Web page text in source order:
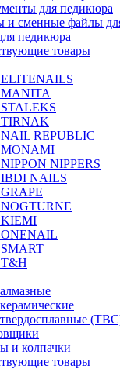
для педикюра
и сменные файлы
педикюра
товары
REPUBLIC
NIPPERS
NAILS
и колпачки
товары